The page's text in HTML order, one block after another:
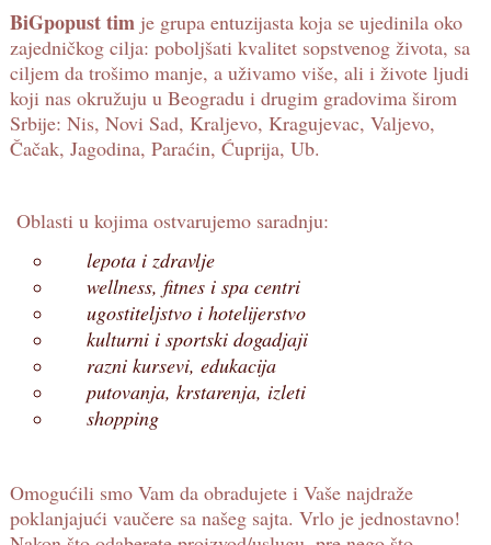
BiGpopust timje grupa entuzijasta koja se ujedinila oko
zajedničkog cilja: poboljšati kvalitet sopstvenog života, sa
ciljem da trošimo manje, a uživamo više, ali i živote ljudi
koji nas okružuju u Beogradu i drugim gradovima širom
Srbije: Nis, Novi Sad, Kraljevo, Kragujevac, Valjevo,
Čačak, Jagodina, Paraćin, Ćuprija, Ub.
Oblasti u kojima ostvarujemo saradnju:
lepota i zdravlje
wellness, fitnes i spa centri
ugostiteljstvo i hotelijerstvo
kulturni i sportski dogadjaji
razni kursevi, edukacija
putovanja, krstarenja, izleti
shopping
Omogućili smo Vam da obradujete i Vaše najdraže
poklanjajući vaučere sa našeg sajta. Vrlo je jednostavno!